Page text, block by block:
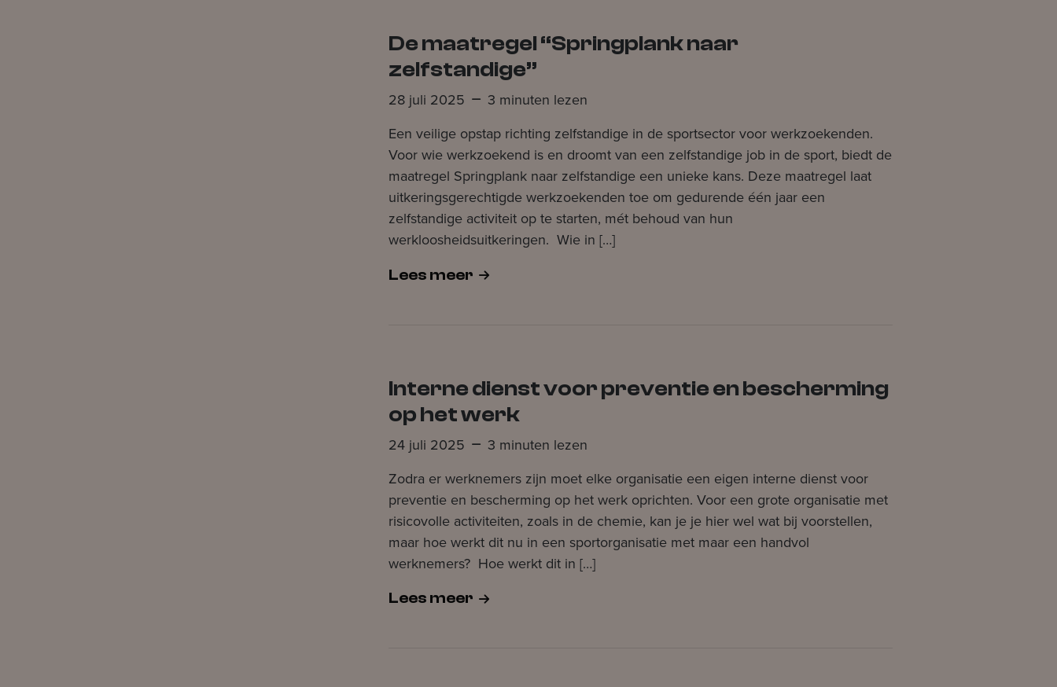
De maatregel “Springplank naar
zelfstandige”
28 juli 2025
3 minuten lezen
Een veilige opstap richting zelfstandige in de sportsector voor werkzoekenden.
Voor wie werkzoekend is en droomt van een zelfstandige job in de sport, biedt de
maatregel Springplank naar zelfstandige een unieke kans. Deze maatregel laat
uitkeringsgerechtigde werkzoekenden toe om gedurende één jaar een
zelfstandige activiteit op te starten, mét behoud van hun
werkloosheidsuitkeringen. Wie in […]
Lees meer
Interne dienst voor preventie en bescherming
op het werk
24 juli 2025
3 minuten lezen
Zodra er werknemers zijn moet elke organisatie een eigen interne dienst voor
preventie en bescherming op het werk oprichten. Voor een grote organisatie met
risicovolle activiteiten, zoals in de chemie, kan je je hier wel wat bij voorstellen,
maar hoe werkt dit nu in een sportorganisatie met maar een handvol
werknemers? Hoe werkt dit in […]
Lees meer